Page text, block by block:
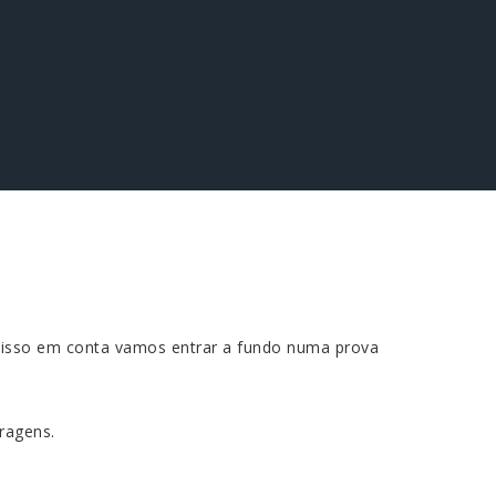
em conta vamos entrar a fundo numa prova